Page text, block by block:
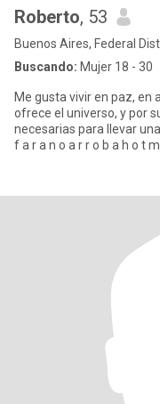
Roberto, 53
Buenos Aires, Federal
Buscando: Mujer 18 - 30
Me gusta vivir en paz, en
ofrece el universo, y por
necesarias para llevar
f a r a n o a r r o b a h o t